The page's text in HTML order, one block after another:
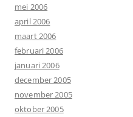
mei 2006
april 2006
maart 2006
februari 2006
januari 2006
december 2005
november 2005
oktober 2005